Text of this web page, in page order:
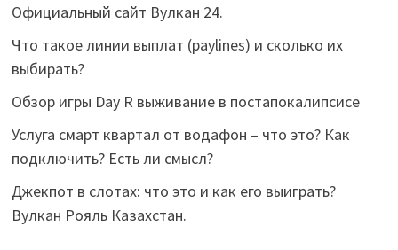
Официальный сайт Вулкан 24.
Что такое линии выплат (paylines) и сколько их
выбирать?
Обзор игры Day R выживание в постапокалипсисе
Услуга смарт квартал от водафон – что это? Как
подключить? Есть ли смысл?
Джекпот в слотах: что это и как его выиграть?
Вулкан Рояль Казахстан.